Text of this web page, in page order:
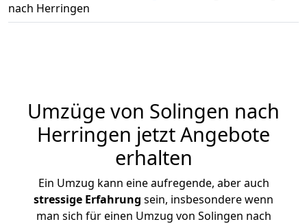
nach Herringen
Umzüge von Solingen nach
Herringen jetzt Angebote
erhalten
Ein Umzug kann eine aufregende, aber auch
stressige Erfahrung sein, insbesondere wenn
man sich für einen Umzug von Solingen nach